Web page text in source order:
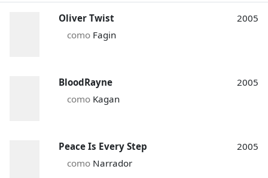
Oliver Twist
como Fagin
2005
BloodRayne
como Kagan
2005
Peace Is Every Step
como Narrador
2005